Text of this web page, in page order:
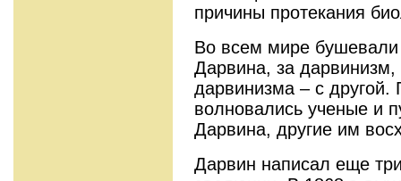
причины протекания
Во всем мире бушевали
Дарвина, за
дарвинизма – с другой.
волновались ученые и
Дарвина, другие им
Дарвин написал еще